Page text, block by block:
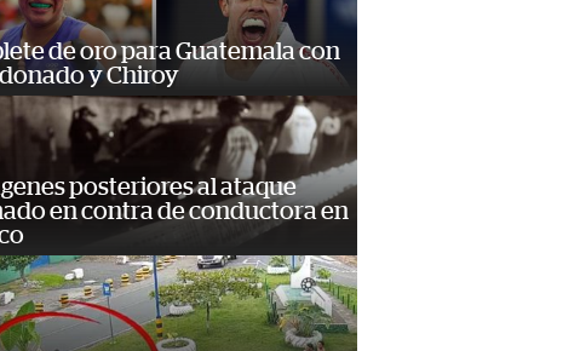
de oro para Guatemala con
y Chiroy
posteriores al ataque
en contra de conductora en